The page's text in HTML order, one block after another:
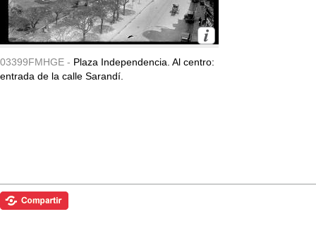
03399FMHGE - Plaza Independencia. Al centro:
entrada de la calle Sarandí.